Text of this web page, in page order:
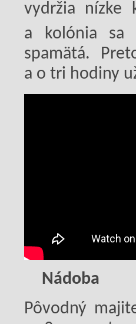
vydržia nízke
a kolónia sa
spamätá.
a o tri hodiny
Nádoba
Pôvodný